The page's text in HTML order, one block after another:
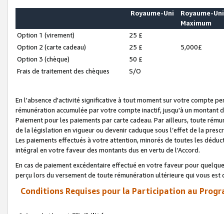
Royaume-Uni
Royaume-Uni
Maximum
Option 1 (virement)
25 £
Option 2 (carte cadeau)
25 £
5,000£
Option 3 (chèque)
50 £
Frais de traitement des chèques
S/O
En l'absence d'activité significative à tout moment sur votre compte
rémunération accumulée par votre compte inactif, jusqu'à un montant
Paiement pour les paiements par carte cadeau. Par ailleurs, toute
de la législation en vigueur ou devenir caduque sous l’effet de la
Les paiements effectués à votre attention, minorés de toutes les
intégral en votre faveur des montants dus en vertu de l'Accord.
En cas de paiement excédentaire effectué en votre faveur pour
perçu lors du versement de toute rémunération ultérieure qui vous est
Conditions Requises pour la Participation au